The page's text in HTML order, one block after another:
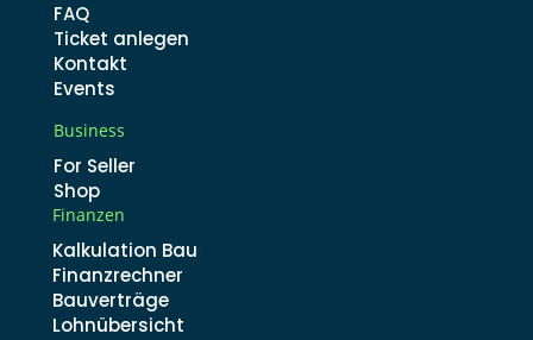
FAQ
Ticket anlegen
Kontakt
Events
Business
For Seller
Shop
Finanzen
Kalkulation Bau
Finanzrechner
Bauverträge
Lohnübersicht